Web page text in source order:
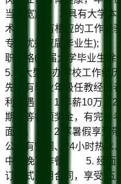
当放宽); 2.具有大学本
术; 3.有相应的工作经验
专业优秀应届毕业生); 4.
职资格(应届大学毕业生
5.有大型民办学校工作经
先，有毕业年级任教经
利待遇 1.年薪10万至20
期奖等各项奖金，有完善
面议。 2.寒暑假享受带
公寓有空调、24小时热
中、晚工作餐; 5. 经面试
订正式录用合同，享受“五